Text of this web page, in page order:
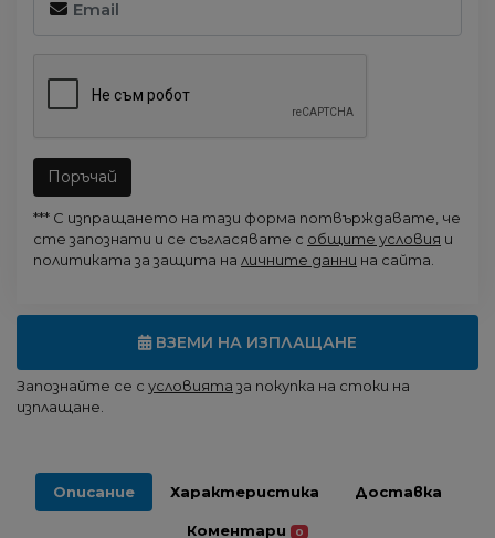
Поръчай
*** С изпращането на тази форма потвърждавате, че
сте запознати и се съгласявате с общите условия и
политиката за защита на личните данни на сайта.
ВЗЕМИ НА ИЗПЛАЩАНЕ
Запознайте се с условията за покупка на стоки на
изплащане.
Описание Характеристика Доставка
Коментари 0